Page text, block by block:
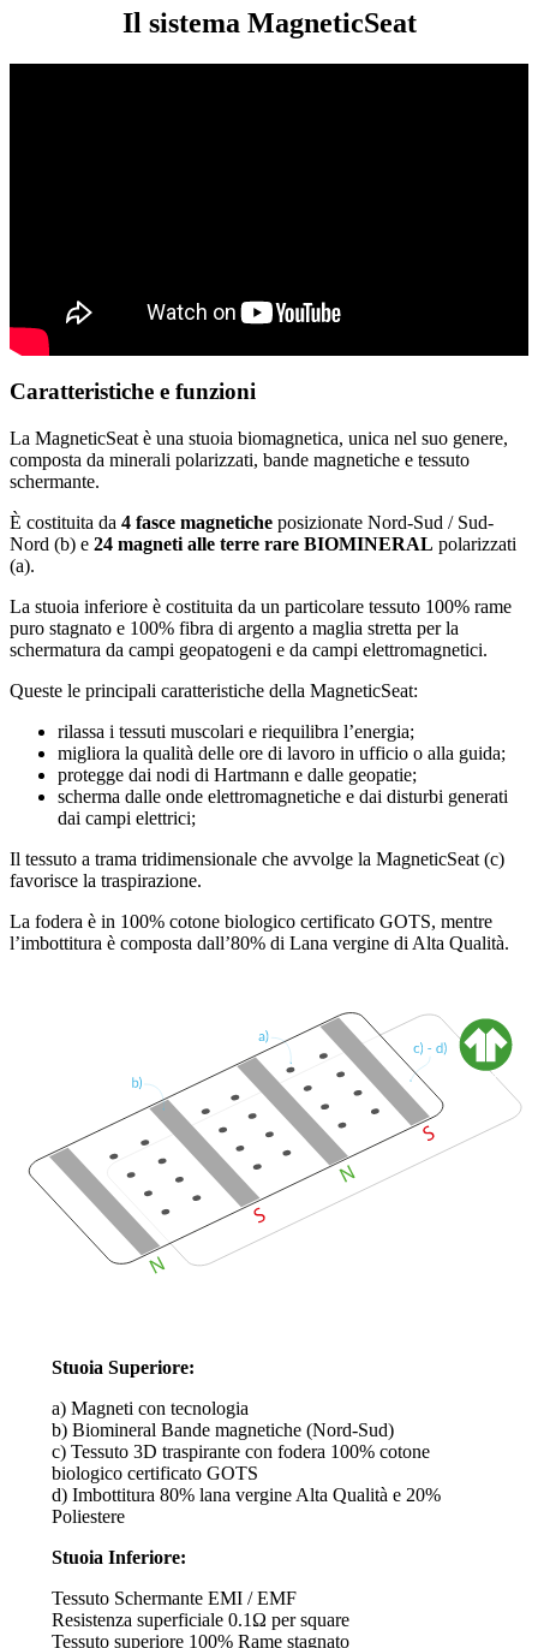
Il sistema MagneticSeat
Caratteristiche e funzioni
La MagneticSeat è una stuoia biomagnetica, unica nel suo genere,
composta da minerali polarizzati, bande magnetiche e tessuto
schermante.
È costituita da 4 fasce magnetiche posizionate Nord-Sud / Sud-
Nord (b) e 24 magneti alle terre rare BIOMINERAL polarizzati
(a).
La stuoia inferiore è costituita da un particolare tessuto 100% rame
puro stagnato e 100% fibra di argento a maglia stretta per la
schermatura da campi geopatogeni e da campi elettromagnetici.
Queste le principali caratteristiche della MagneticSeat:
rilassa i tessuti muscolari e riequilibra l’energia;
migliora la qualità delle ore di lavoro in ufficio o alla guida;
protegge dai nodi di Hartmann e dalle geopatie;
scherma dalle onde elettromagnetiche e dai disturbi generati
dai campi elettrici;
Il tessuto a trama tridimensionale che avvolge la MagneticSeat (c)
favorisce la traspirazione.
La fodera è in 100% cotone biologico certificato GOTS, mentre
l’imbottitura è composta dall’80% di Lana vergine di Alta Qualità.
Stuoia Superiore:
a) Magneti con tecnologia
b) Biomineral Bande magnetiche (Nord-Sud)
c) Tessuto 3D traspirante con fodera 100% cotone
biologico certificato GOTS
d) Imbottitura 80% lana vergine Alta Qualità e 20%
Poliestere
Stuoia Inferiore:
Tessuto Schermante EMI / EMF
Resistenza superficiale 0.1Ω per square
Tessuto superiore 100% Rame stagnato